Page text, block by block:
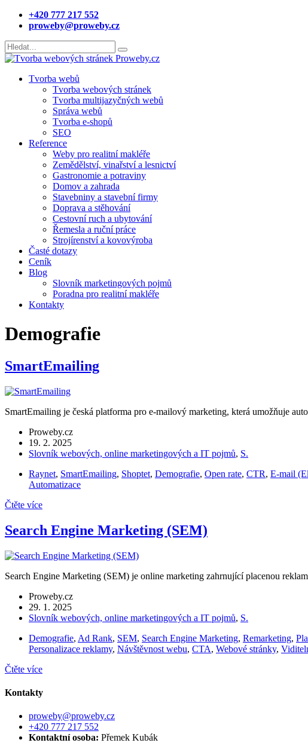
+420 777 217 552
proweby@proweby.cz
Tvorba webů
Tvorba webových stránek
Tvorba multijazyčných webů
Správa webů
Tvorba e-shopů
SEO
Reference
Weby pro realitní makléře
Zemědělství, vinařství a lesnictví
Gastronomie a potraviny
Domov a zahrada
Stavebniny a stavební firmy
Doprava a stěhování
Cestovní ruch a ubytování
Řemesla a ruční práce
Strojírenství a kovovýroba
Časté dotazy
Ceník
Blog
Slovník marketingových pojmů
Poradna pro realitní makléře
Kontakty
Demografie
SmartEmailing
SmartEmailing je česká platforma pro e-mailový marketing, která umožňuje
Proweby.cz
19. 2. 2025
Slovník webových, online marketingových a IT pojmů, S.
Raynet, SmartEmailing, Shoptet, Demografie, Open rate, CTR, E-mail
Automatizace
Čtěte více
Search Engine Marketing (SEM)
Search Engine Marketing (SEM) je online marketing zahrnující placenou
Proweby.cz
29. 1. 2025
Slovník webových, online marketingových a IT pojmů, S.
Demografie, Ad Rank, SEM, Search Engine Marketing, Remarketing,
Personalizace reklamy, Návštěvnost webu, CTA, Webové stránky,
Čtěte více
Kontakty
proweby@proweby.cz
+420 777 217 552
Kontaktní osoba: Přemek Kubák